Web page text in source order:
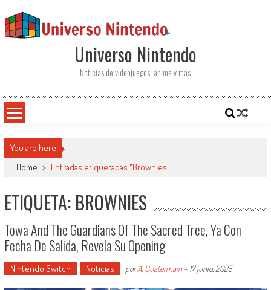
Universo Nintendo
Noticias de videojuegos, anime y más
You are here
Home > Entradas etiquetadas "Brownies"
ETIQUETA: BROWNIES
Towa And The Guardians Of The Sacred Tree, Ya Con
Fecha De Salida, Revela Su Opening
Nintendo Switch Noticias porA. Quatermain- 17 junio, 2025